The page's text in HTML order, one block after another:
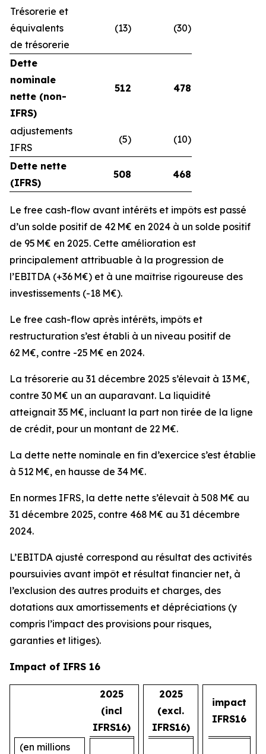
Trésorerie et
équivalents
de trésorerie
(13) (30)
Dette
nominale
nette (non-
IFRS)
512 478
adjustements
IFRS
(5) (10)
Dette nette
(IFRS)
508 468
Le free cash-flow avant intérêts et impôts est passé
d’un solde positif de 42 M€ en 2024 à un solde positif
de 95 M€ en 2025. Cette amélioration est
principalement attribuable à la progression de
l’EBITDA (+36 M€) et à une maîtrise rigoureuse des
investissements (-18 M€).
Le free cash-flow après intérêts, impôts et
restructuration s’est établi à un niveau positif de
62 M€, contre -25 M€ en 2024.
La trésorerie au 31 décembre 2025 s’élevait à 13 M€,
contre 30 M€ un an auparavant. La liquidité
atteignait 35 M€, incluant la part non tirée de la ligne
de crédit, pour un montant de 22 M€.
La dette nette nominale en fin d’exercice s’est établie
à 512 M€, en hausse de 34 M€.
En normes IFRS, la dette nette s’élevait à 508 M€ au
31 décembre 2025, contre 468 M€ au 31 décembre
2024.
L’EBITDA ajusté correspond au résultat des activités
poursuivies avant impôt et résultat financier net, à
l’exclusion des autres produits et charges, des
dotations aux amortissements et dépréciations (y
compris l’impact des provisions pour risques,
garanties et litiges).
Impact of IFRS 16
2025
(incl
IFRS16)
2025
(excl.
IFRS16)
impact
IFRS16
(en millions